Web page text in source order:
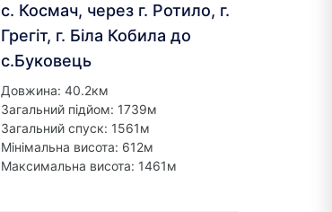
с. Космач, через г. Ротило, г.
Грегіт, г. Біла Кобила до
с.Буковець
Довжина: 40.2км
Загальний підйом: 1739м
Загальний спуск: 1561м
Мінімальна висота: 612м
Максимальна висота: 1461м